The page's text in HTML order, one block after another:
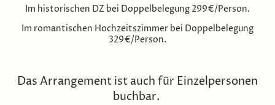
Im historischen DZ bei Doppelbelegung 299€/Person.
Im romantischen Hochzeitszimmer bei Doppelbelegung
329€/Person.
Das Arrangement ist auch für Einzelpersonen
buchbar.